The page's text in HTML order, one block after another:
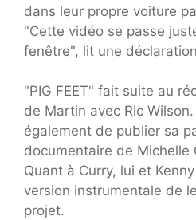
dans leur propre voiture
"Cette vidéo se passe
fenêtre", lit une
"PIG FEET" fait suite au
de Martin avec Ric
également de publier sa
documentaire de Michelle
Quant à Curry, lui et
version instrumentale de
projet.